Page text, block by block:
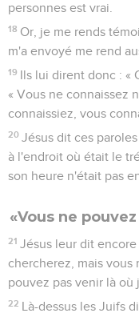
personnes est vrai.
18 Or, je me rends
m'a envoyé me rend
19 Ils lui dirent donc : «
« Vous ne connaissez
connaissiez, vous
20 Jésus dit ces
à l'endroit où était le
son heure n'était pas
«Vous ne
21 Jésus leur dit
chercherez, mais vous
pouvez pas venir là où
22 Là-dessus les Juifs